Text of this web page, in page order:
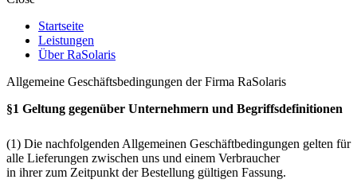
Startseite
Leistungen
Über RaSolaris
Allgemeine Geschäftsbedingungen der Firma RaSolaris
§1 Geltung gegenüber Unternehmern und Begriffsdefinitionen
(1) Die nachfolgenden Allgemeinen Geschäftbedingungen gelten für
alle Lieferungen zwischen uns und einem Verbraucher
in ihrer zum Zeitpunkt der Bestellung gültigen Fassung.